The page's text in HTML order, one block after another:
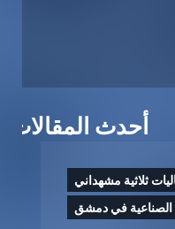
أحدث المقالات
ثلاثية مشهداني
الصناعية في دمشق